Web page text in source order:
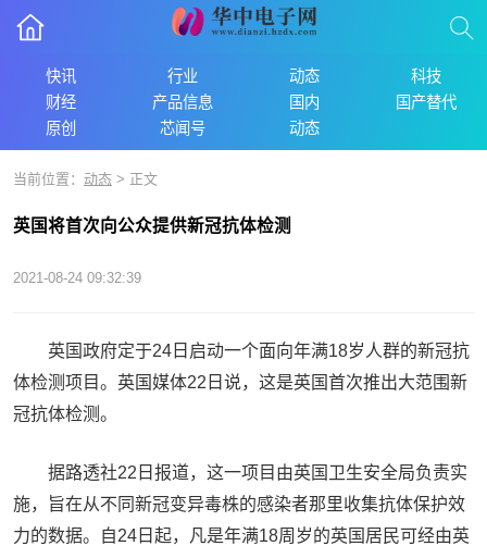
快讯 行业 动态
科技
财经
产品信息 国内
国产替代
原创
芯闻号 动态
当前位置： 动态 > 正文
英国将首次向公众提供新冠抗体检测
2021-08-24 09:32:39
英国政府定于24日启动一个面向年满18岁人群的新冠抗
体检测项目。英国媒体22日说，这是英国首次推出大范围新
冠抗体检测。
据路透社22日报道，这一项目由英国卫生安全局负责实
施，旨在从不同新冠变异毒株的感染者那里收集抗体保护效
力的数据。自24日起，凡是年满18周岁的英国居民可经由英